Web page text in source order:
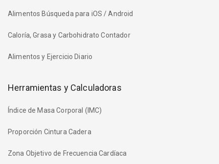
Alimentos Búsqueda para iOS / Android
Caloría, Grasa y Carbohidrato Contador
Alimentos y Ejercicio Diario
Herramientas y Calculadoras
Índice de Masa Corporal (IMC)
Proporción Cintura Cadera
Zona Objetivo de Frecuencia Cardíaca